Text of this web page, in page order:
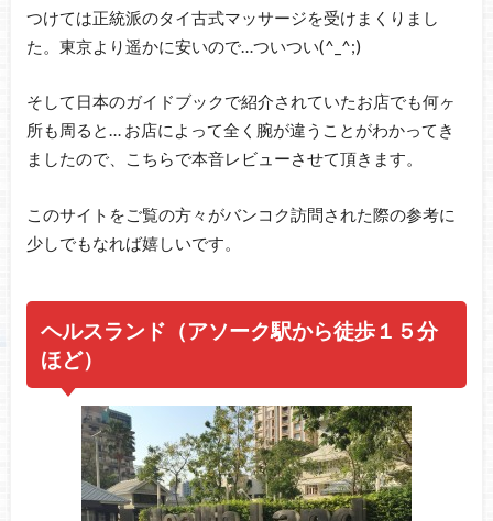
つけては正統派のタイ古式マッサージを受けまくりまし
た。東京より遥かに安いので…ついつい(^_^;)
そして日本のガイドブックで紹介されていたお店でも何ヶ
所も周ると… お店によって全く腕が違うことがわかってき
ましたので、こちらで本音レビューさせて頂きます。
このサイトをご覧の方々がバンコク訪問された際の参考に
少しでもなれば嬉しいです。
ヘルスランド（アソーク駅から徒歩１５分
ほど）